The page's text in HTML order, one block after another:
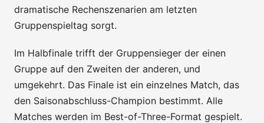
dramatische Rechenszenarien am letzten
Gruppenspieltag sorgt.
Im Halbfinale trifft der Gruppensieger der einen
Gruppe auf den Zweiten der anderen, und
umgekehrt. Das Finale ist ein einzelnes Match, das
den Saisonabschluss-Champion bestimmt. Alle
Matches werden im Best-of-Three-Format gespielt.